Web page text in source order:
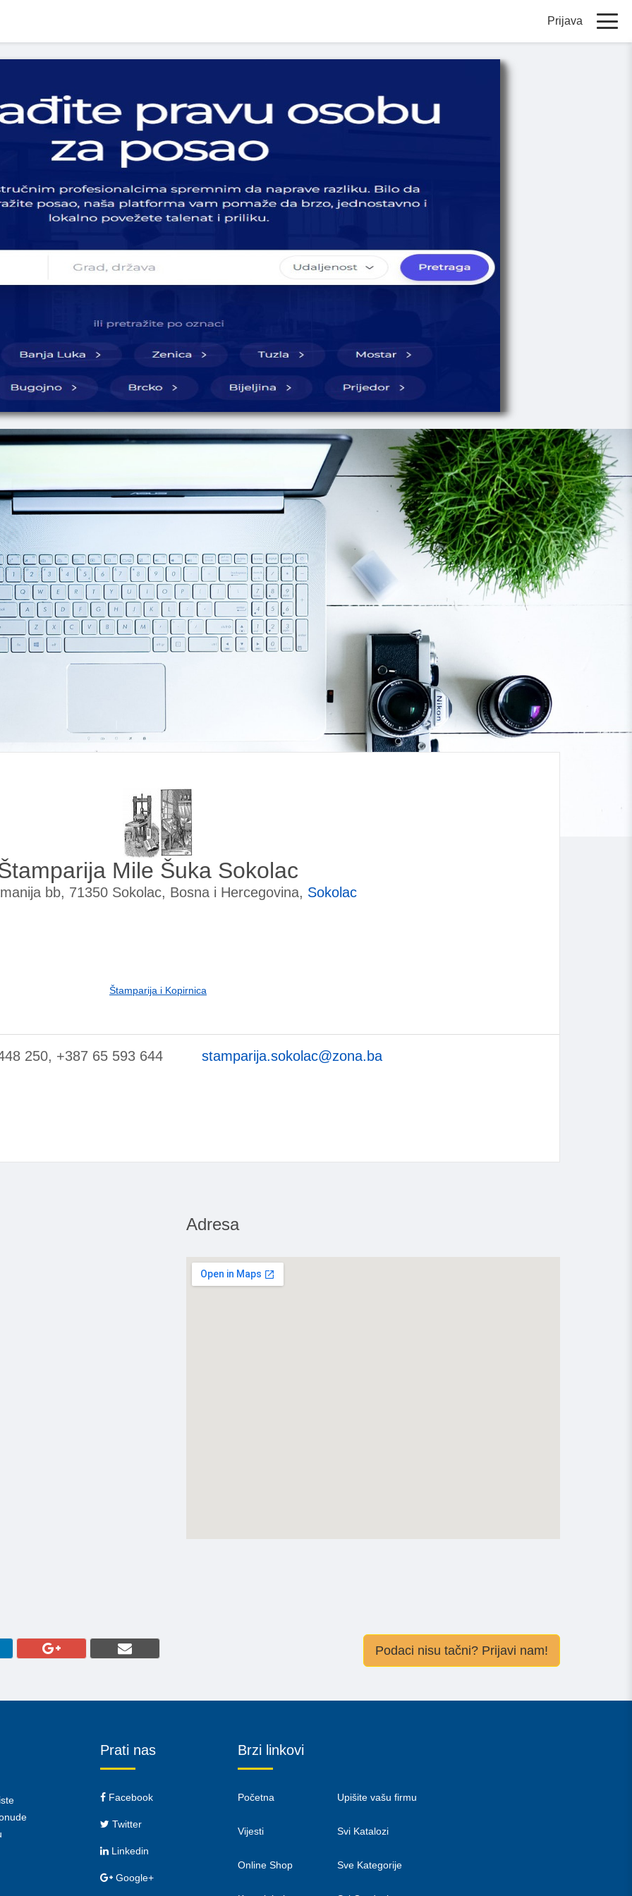
Prijava
Mile Šuka Sokolac
bb, 71350 Sokolac, Bosna i Hercegovina, Sokolac
Štamparija i Kopirnica
250, +387 65 593 644 stamparija.sokolac@zona.ba
Adresa
Podaci nisu tačni? Prijavi nam!
Prati nas
Facebook
Twitter
Linkedin
Google+
Brzi linkovi
Početna
Vijesti
Online Shop
Upišite vašu firmu
Svi Katalozi
Sve Kategorije